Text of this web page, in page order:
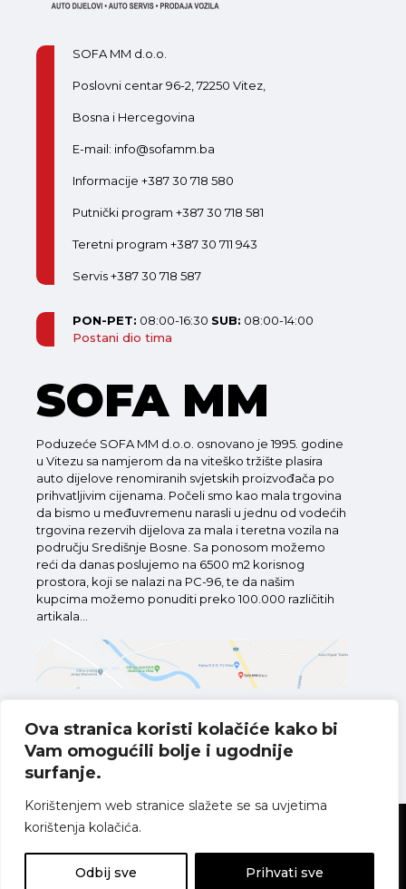
Ova stranica koristi kolačiće kako bi
Vam omogućili bolje i ugodnije
surfanje.
Korištenjem web stranice slažete se sa uvjetima
korištenja kolačića.
Odbij sve Prihvati sve
SOFA MM d.o.o.
Poslovni centar 96-2, 72250 Vitez,
Bosna i Hercegovina
E-mail: info@sofamm.ba
Informacije +387 30 718 580
Putnički program +387 30 718 581
Teretni program +387 30 711 943
Servis +387 30 718 587
PON-PET: 08:00-16:30 SUB: 08:00-14:00
Postani dio tima
SOFA MM
Poduzeće SOFA MM d.o.o. osnovano je 1995. godine
u Vitezu sa namjerom da na viteško tržište plasira
auto dijelove renomiranih svjetskih proizvođača po
prihvatljivim cijenama. Počeli smo kao mala trgovina
da bismo u međuvremenu narasli u jednu od vodećih
trgovina rezervih dijelova za mala i teretna vozila na
području Središnje Bosne. Sa ponosom možemo
reći da danas poslujemo na 6500 m2 korisnog
prostora, koji se nalazi na PC-96, te da našim
kupcima možemo ponuditi preko 100.000 različitih
artikala...
Pronađite nas na karti
Sva prava pridržana
privatnosti
Uvjeti korištenja